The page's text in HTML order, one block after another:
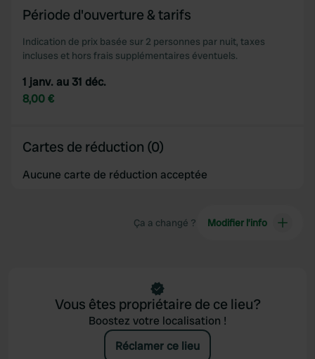
Période d'ouverture & tarifs
Indication de prix basée sur 2 personnes par nuit, taxes
incluses et hors frais supplémentaires éventuels.
1 janv. au 31 déc.
8,00 €
Cartes de réduction (0)
Aucune carte de réduction acceptée
Ça a changé ? Modifier l’info
Vous êtes propriétaire de ce lieu?
Boostez votre localisation !
Réclamer ce lieu